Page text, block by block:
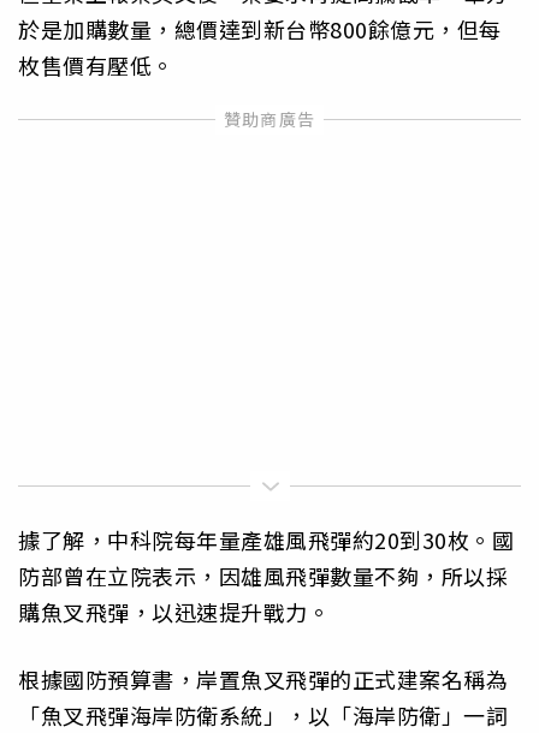
於是加購數量，總價達到新台幣800餘億元，但每
枚售價有壓低。
據了解，中科院每年量產雄風飛彈約20到30枚。國
防部曾在立院表示，因雄風飛彈數量不夠，所以採
購魚叉飛彈，以迅速提升戰力。
根據國防預算書，岸置魚叉飛彈的正式建案名稱為
「魚叉飛彈海岸防衛系統」，以「海岸防衛」一詞